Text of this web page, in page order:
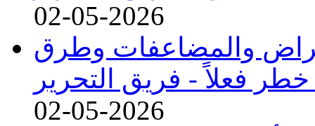
02-05-2026
والمضاعفات وطرق
خطر فعلاً - فريق التحرير
02-05-2026